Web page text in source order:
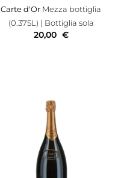
Carte d'Or Mezza bottiglia
(0.375L) | Bottiglia sola
20,00 €